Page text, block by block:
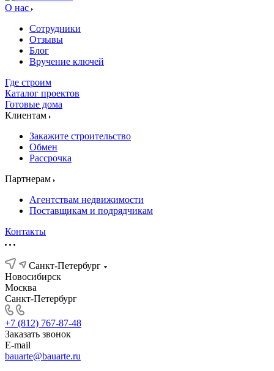
О нас
Сотрудники
Отзывы
Блог
Вручение ключей
Где строим
Каталог проектов
Готовые дома
Клиентам
Закажите строительство
Обмен
Рассрочка
Партнерам
Агентствам недвижимости
Поставщикам и подрядчикам
Контакты
Санкт-Петербург
Новосибирск
Москва
Санкт-Петербург
+7 (812) 767-87-48
Заказать звонок
E-mail
bauarte@bauarte.ru